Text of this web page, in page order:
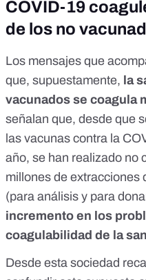
COVID-19
de los no
Los mensajes que
que, supuestamente, la
vacunados se coagula
señalan que, desde que
las vacunas contra la
año, se han realizado no
millones de extracciones
(para análisis y para
incremento en los
coagulabilidad de la
Desde esta sociedad